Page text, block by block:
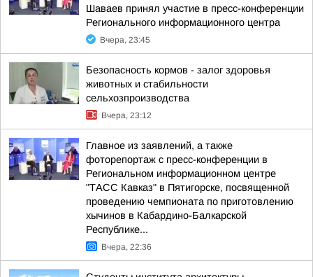
Шаваев принял участие в пресс-конференции
Регионального информационного центра
Вчера, 23:45
Безопасность кормов - залог здоровья
животных и стабильности
сельхозпроизводства
Вчера, 23:12
Главное из заявлений, а также
фоторепортаж с пресс-конференции в
Региональном информационном центре
"ТАСС Кавказ" в Пятигорске, посвященной
проведению чемпионата по приготовлению
хычинов в Кабардино-Балкарской
Республике...
Вчера, 22:36